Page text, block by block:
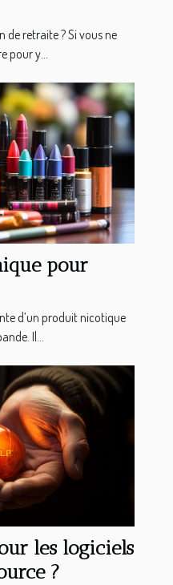
de retraite ? Si vous ne
pour y...
pour
d’un produit nicotique
Il...
les logiciels
?